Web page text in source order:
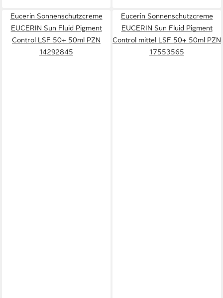
Eucerin Sonnenschutzcreme
EUCERIN Sun Fluid Pigment
Control LSF 50+ 50ml PZN
14292845
Eucerin Sonnenschutzcreme
EUCERIN Sun Fluid Pigment
Control mittel LSF 50+ 50ml PZN
17553565